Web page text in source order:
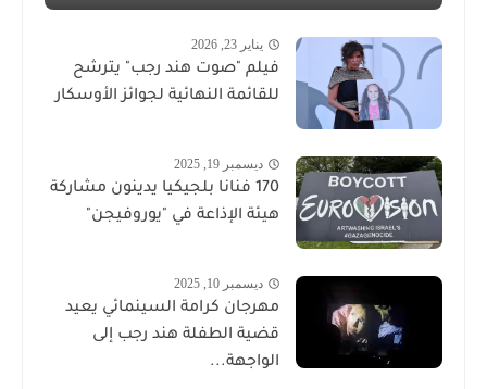
يناير 23, 2026
فيلم "صوت هند رجب" يترشح
للقائمة النهائية لجوائز الأوسكار
ديسمبر 19, 2025
170 فنانا بلجيكيا يدينون مشاركة
هيئة الإذاعة في "يوروفيجن"
ديسمبر 10, 2025
مهرجان كرامة السينمائي يعيد
قضية الطفلة هند رجب إلى
الواجهة...